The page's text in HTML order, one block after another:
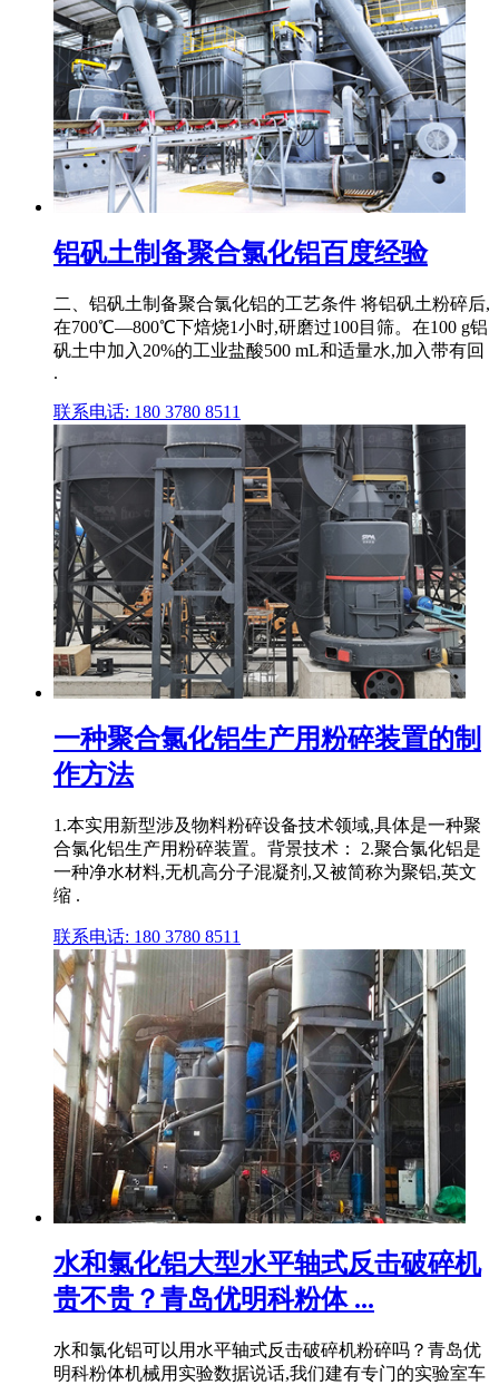
铝矾土制备聚合氯化铝百度经验
二、铝矾土制备聚合氯化铝的工艺条件 将铝矾土粉碎后,
在700℃―800℃下焙烧1小时,研磨过100目筛。在100 g铝
矾土中加入20%的工业盐酸500 mL和适量水,加入带有回
.
联系电话: 180 3780 8511
一种聚合氯化铝生产用粉碎装置的制
作方法
1.本实用新型涉及物料粉碎设备技术领域,具体是一种聚
合氯化铝生产用粉碎装置。背景技术： 2.聚合氯化铝是
一种净水材料,无机高分子混凝剂,又被简称为聚铝,英文
缩 .
联系电话: 180 3780 8511
水和氯化铝大型水平轴式反击破碎机
贵不贵？青岛优明科粉体 ...
水和氯化铝可以用水平轴式反击破碎机粉碎吗？青岛优
明科粉体机械用实验数据说话,我们建有专门的实验室车